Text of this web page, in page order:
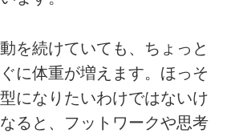
を続けていても、ちょっと
に体重が増えます。ほっそ
になりたいわけではないけ
ると、フットワークや思考